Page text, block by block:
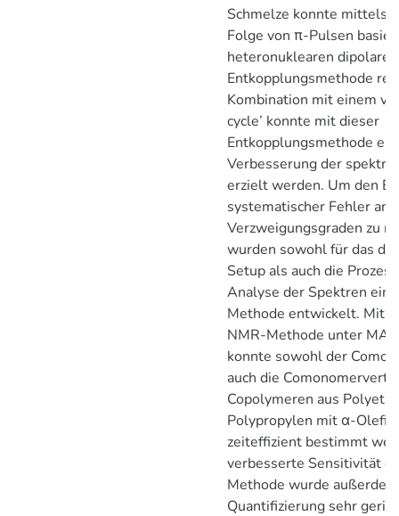
Schmelze konnte mittels
Folge von π-Pulsen
heteronuklearen dipolaren
Entkopplungsmethode
Kombination mit einem
cycle’ konnte mit dieser
Entkopplungsmethode
Verbesserung der
erzielt werden. Um den
systematischer Fehler an
Verzweigungsgraden zu
wurden sowohl für das
Setup als auch die
Analyse der Spektren
Methode entwickelt. Mit
NMR-Methode unter
konnte sowohl der
auch die
Copolymeren aus
Polypropylen mit α-
zeiteffizient bestimmt
verbesserte Sensitivität
Methode wurde
Quantifizierung sehr